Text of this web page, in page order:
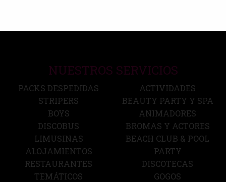
NUESTROS SERVICIOS
PACKS DESPEDIDAS
STRIPERS
BOYS
DISCOBUS
LIMUSINAS
ALOJAMIENTOS
RESTAURANTES
TEMÁTICOS
ACTIVIDADES
BEAUTY PARTY Y SPA
ANIMADORES
BROMAS Y ACTORES
BEACH CLUB & POOL
PARTY
DISCOTECAS
GOGOS